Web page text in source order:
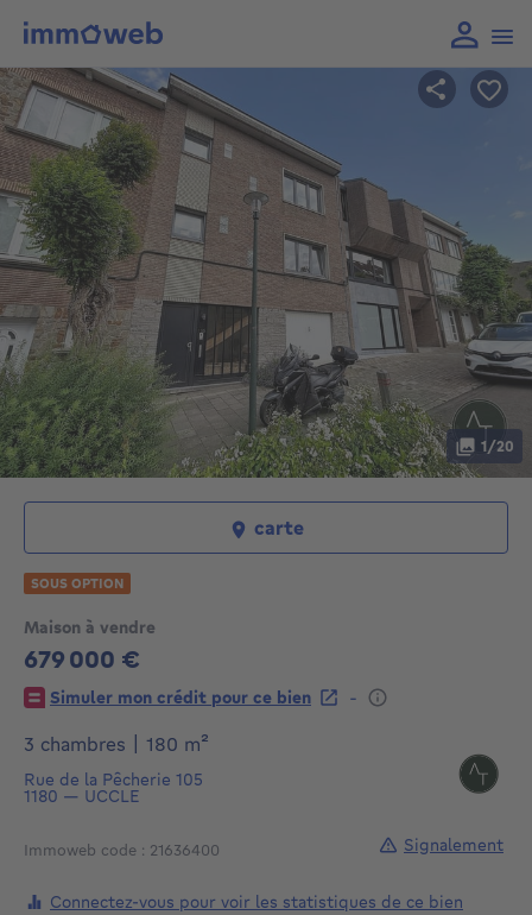
Maison à vendre
679 000 €
679000€
Simuler mon crédit pour ce bien
-
3 chambres
180 m²
Rue de la Pêcherie 105
1180 — UCCLE
Immoweb code : 21636400
1/20
carte
SOUS OPTION
Connectez-vous pour voir les statistiques de ce bien
Signalement